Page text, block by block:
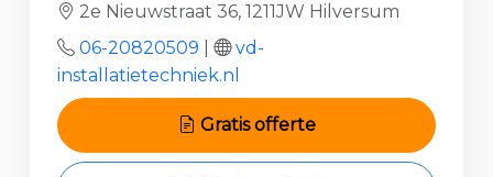
2e Nieuwstraat 36, 1211JW Hilversum
06-20820509
vd-
installatietechniek.nl
Gratis offerte